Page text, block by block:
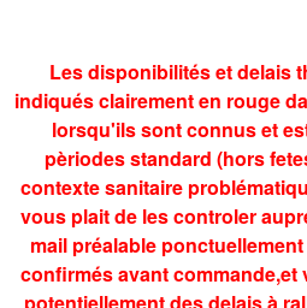
Les disponibilités et delais
indiqués clairement en rouge
lorsqu'ils sont connus et
pèriodes standard (hors
contexte sanitaire
vous plait de les controler
mail préalable
confirmés avant
potentiellement des delais à